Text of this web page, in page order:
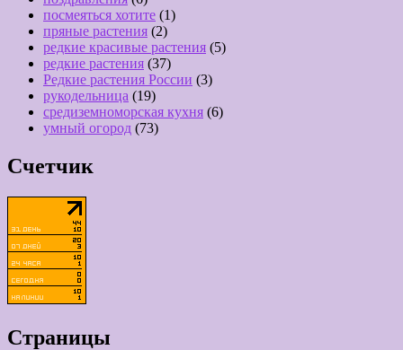
посмеяться хотите (1)
пряные растения (2)
редкие красивые растения (5)
редкие растения (37)
Редкие растения России (3)
рукодельница (19)
средиземноморская кухня (6)
умный огород (73)
Счетчик
Страницы